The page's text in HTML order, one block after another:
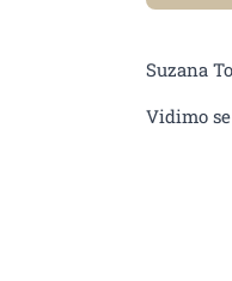
Suzana
Vidimo